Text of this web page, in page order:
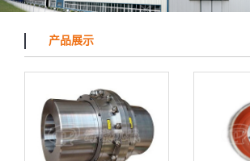
产品展示